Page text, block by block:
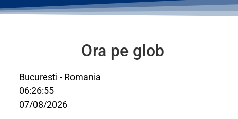
Ora pe glob
Bucuresti - Romania
06:26:55
07/08/2026